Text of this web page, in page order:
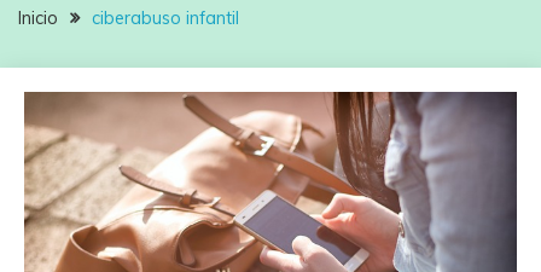
Inicio ciberabuso infantil